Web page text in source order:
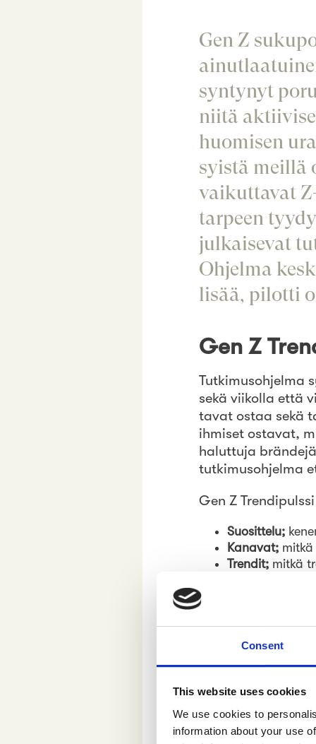
Consent
This website uses cookies
We use cookies to
information about your use
Gen Z
syntynyt
niitä
huomisen
syistä meillä
vaikuttavat
tarpeen
julkaisevat
Ohjelma
lisää, pilotti
Gen Z
Tutkimusohjelma
sekä viikolla että
tavat ostaa sekä
ihmiset ostavat,
haluttuja
tutkimusohjelma
Gen Z
Suosittelu;
Kanavat;
Trendit; mitkä
paremmin;
huomisen
aika luoda
viitekehys” ,